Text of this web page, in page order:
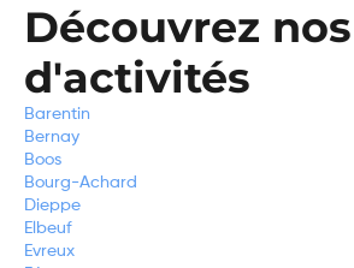
Découvrez
d'activités
Barentin
Bernay
Boos
Bourg-Achard
Dieppe
Elbeuf
Evreux